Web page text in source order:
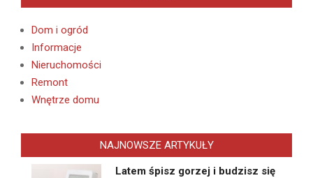
Dom i ogród
Informacje
Nieruchomości
Remont
Wnętrze domu
NAJNOWSZE ARTYKUŁY
Latem śpisz gorzej i budzisz się